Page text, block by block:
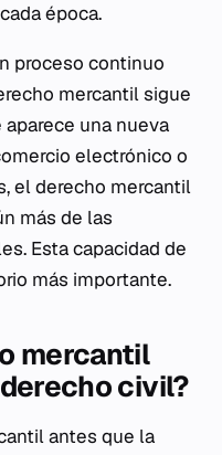
época.
proceso continuo
mercantil sigue
una nueva
electrónico o
el derecho mercantil
más de las
Esta capacidad de
más importante.
mercantil
civil?
antes que la